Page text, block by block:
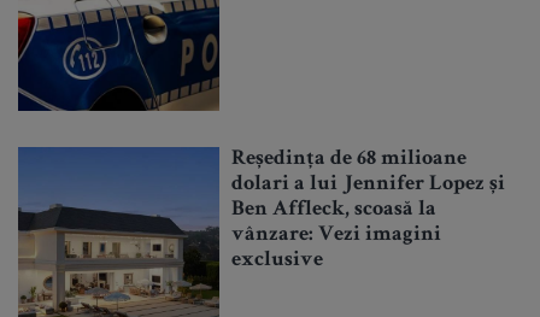
Reședința de 68 milioane
dolari a lui Jennifer Lopez și
Ben Affleck, scoasă la
vânzare: Vezi imagini
exclusive